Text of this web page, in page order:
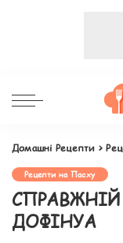
Домашні Рецепти >
Рецепти на Пасху
СПРАВЖНІЙ
ДОФІНУА